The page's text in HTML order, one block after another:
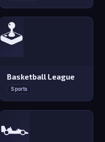
🕹️
Basketball League
Sports
🏎️